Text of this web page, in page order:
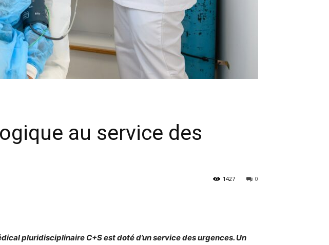
au service des
0
1427
pluridisciplinaire C+S est doté d’un service des urgences. Un